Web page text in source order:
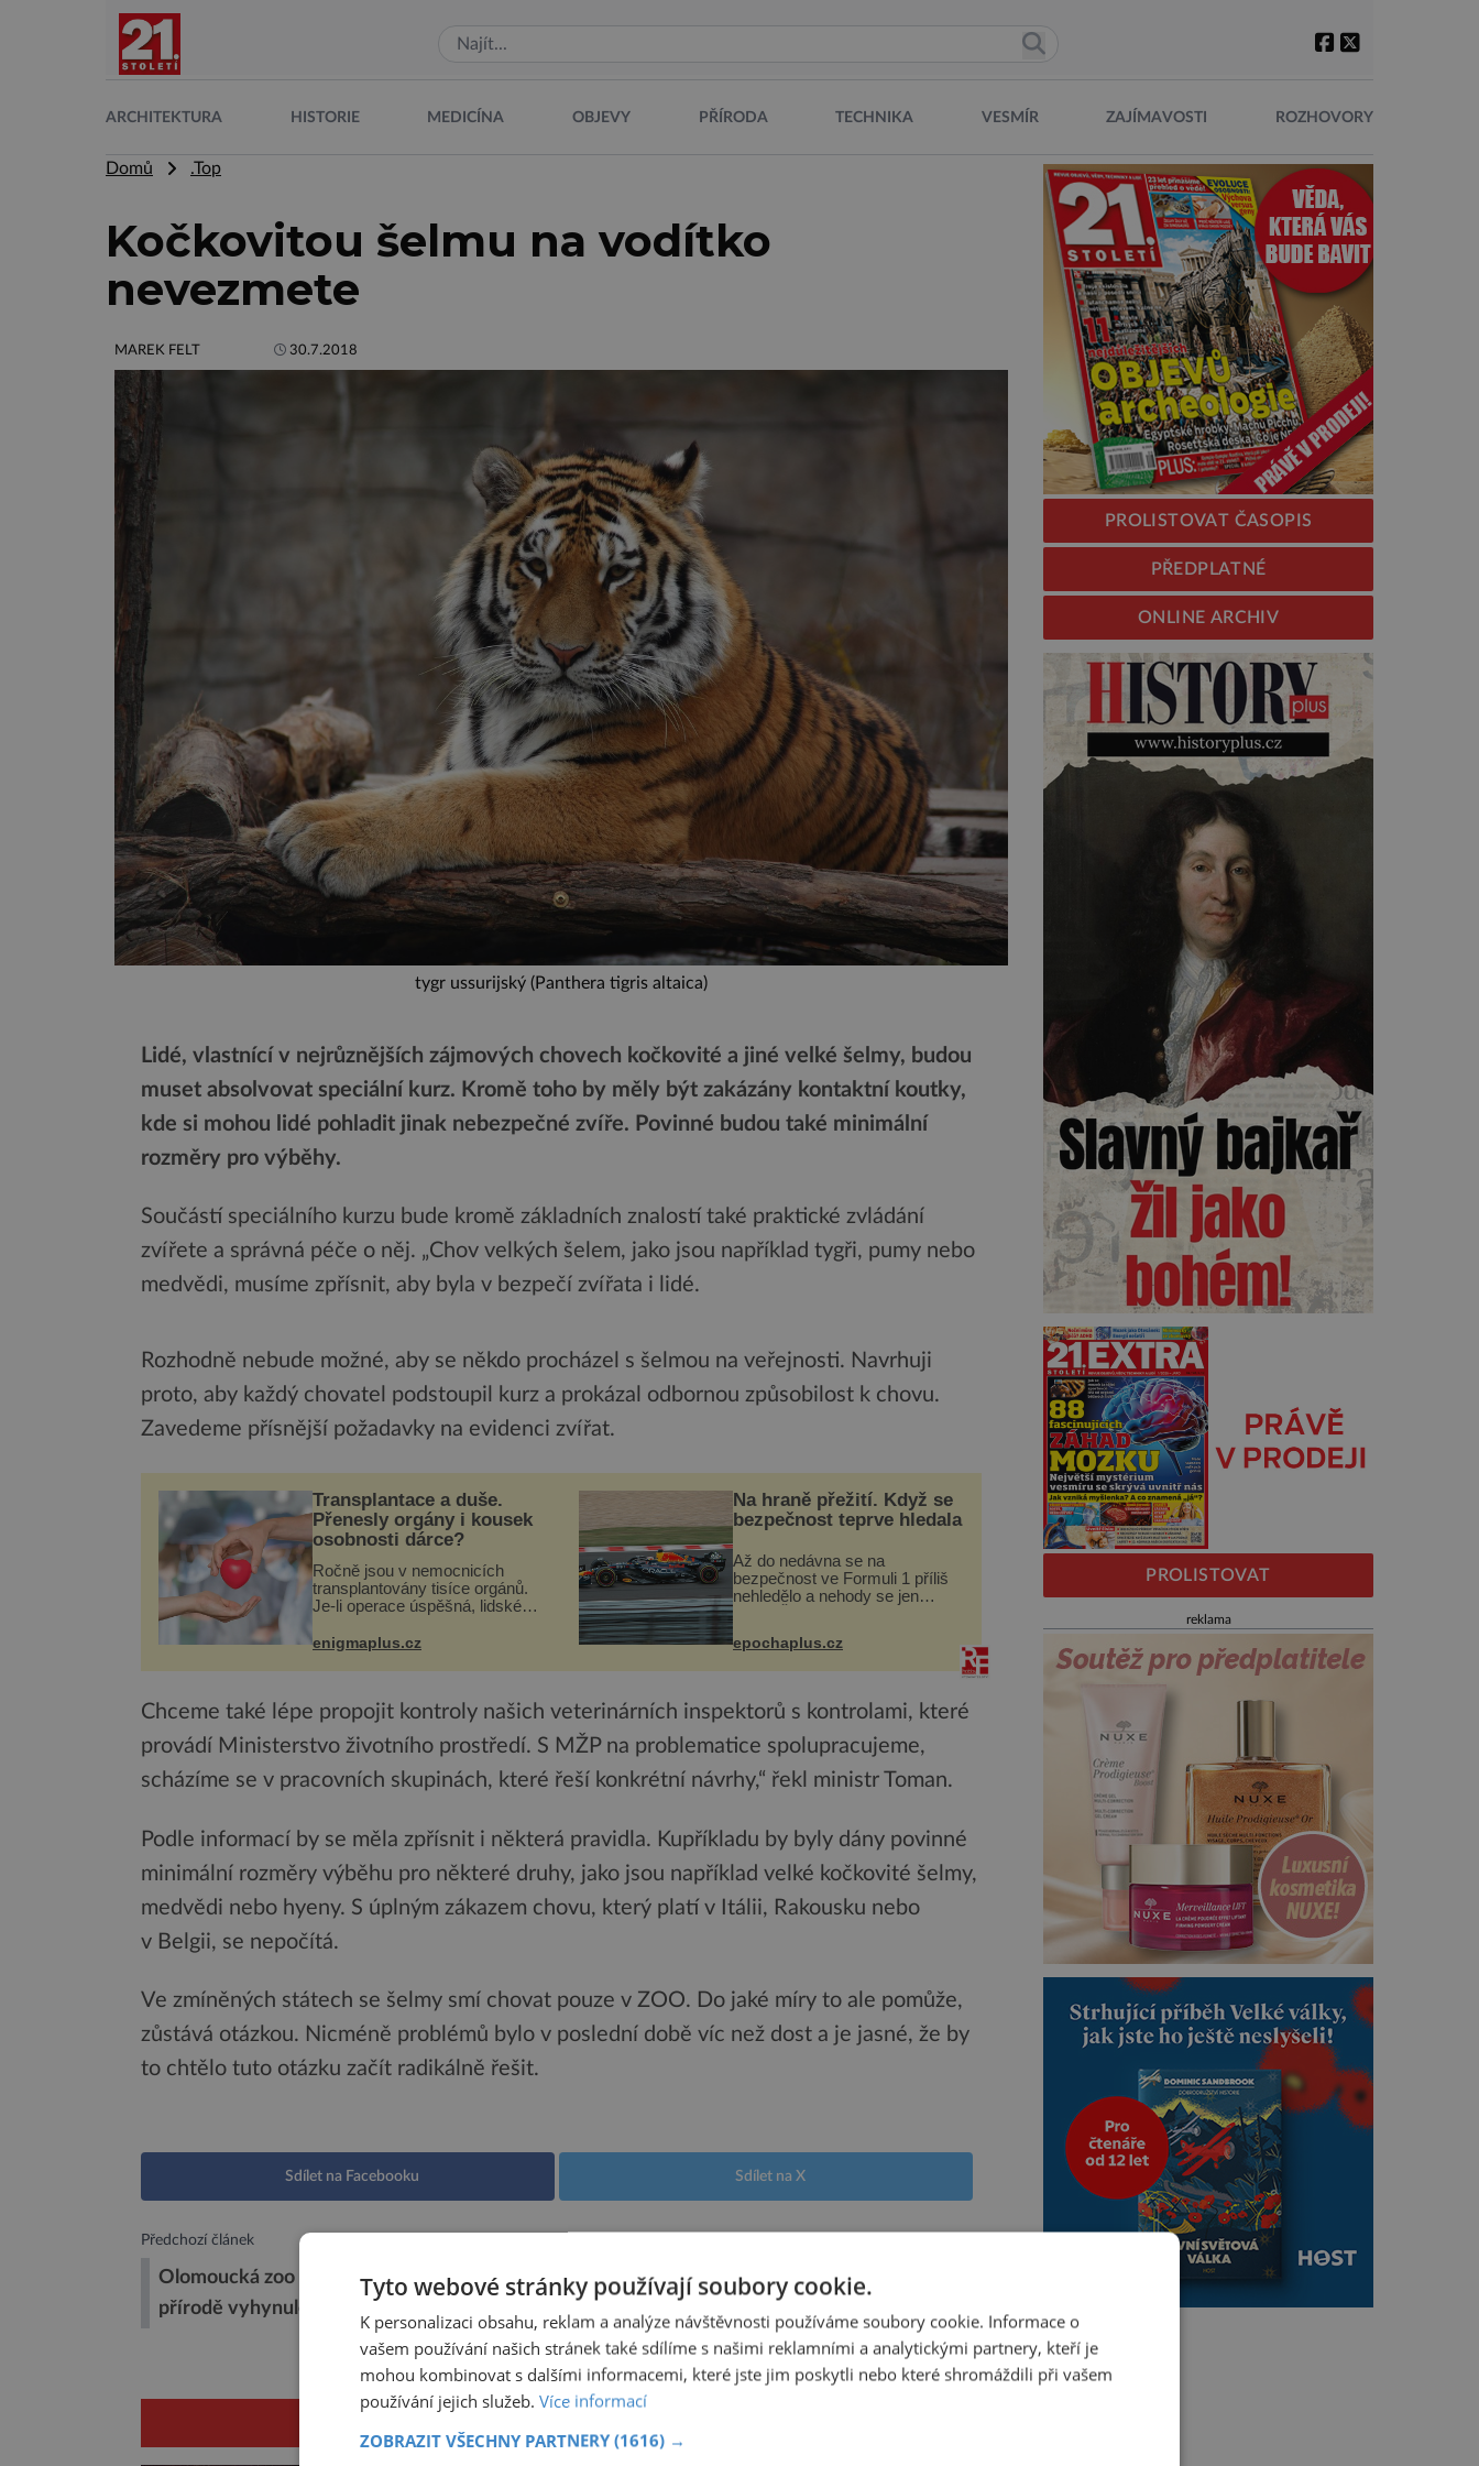
ARCHITEKTURA HISTORIE MEDICÍNA OBJEVY PŘÍRODA TECHNIKA VESMÍR ZAJÍMAVOSTI ROZHOVORY
Domů .Top
Kočkovitou šelmu na vodítko
nevezmete
MAREK FELT 30.7.2018
tygr ussurijský (Panthera tigris altaica)
Lidé, vlastnící v nejrůznějších zájmových chovech kočkovité a jiné velké šelmy, budou
muset absolvovat speciální kurz. Kromě toho by měly být zakázány kontaktní koutky,
kde si mohou lidé pohladit jinak nebezpečné zvíře. Povinné budou také minimální
rozměry pro výběhy.
Součástí speciálního kurzu bude kromě základních znalostí také praktické zvládání
zvířete a správná péče o něj. „Chov velkých šelem, jako jsou například tygři, pumy nebo
medvědi, musíme zpřísnit, aby byla v bezpečí zvířata i lidé.
Rozhodně nebude možné, aby se někdo procházel s šelmou na veřejnosti. Navrhuji
proto, aby každý chovatel podstoupil kurz a prokázal odbornou způsobilost k chovu.
Zavedeme přísnější požadavky na evidenci zvířat.
Transplantace a duše.
Přenesly orgány i kousek
osobnosti dárce?
Ročně jsou v nemocnicích
transplantovány tisíce orgánů.
Je-li operace úspěšná, lidské
své a pacient může vést
při transplantaci nepřijímám...
enigmaplus.cz
Na hraně přežití. Když se
bezpečnost teprve hledala
Až do nedávna se na
bezpečnost ve Formuli 1 příliš
nehledělo a nehody se jen
následky nebo bohužel i ztrátou
života. Dnes nepochopiteln...
epochaplus.cz
Chceme také lépe propojit kontroly našich veterinárních inspektorů s kontrolami, které
provádí Ministerstvo životního prostředí. S MŽP na problematice spolupracujeme,
scházíme se v pracovních skupinách, které řeší konkrétní návrhy,“ řekl ministr Toman.
Podle informací by se měla zpřísnit i některá pravidla. Kupříkladu by byly dány povinné
minimální rozměry výběhu pro některé druhy, jako jsou například velké kočkovité šelmy,
medvědi nebo hyeny. S úplným zákazem chovu, který platí v Itálii, Rakousku nebo
v Belgii, se nepočítá.
Ve zmíněných státech se šelmy smí chovat pouze v ZOO. Do jaké míry to ale pomůže,
zůstává otázkou. Nicméně problémů bylo v poslední době víc než dost a je jasné, že by
to chtělo tuto otázku začít radikálně řešit.
Sdílet na Facebooku Sdílet na X
Předchozí článek
Olomoucká zoo představila 20. mládě v
přírodě vyhynulého lva berberského
Nečekaná strategie medvědího přežití
PROLISTOVAT ČASOPIS
PŘEDPLATNÉ
ONLINE ARCHIV
PROLISTOVAT
reklama
Tyto webové stránky používají soubory cookie.
K personalizaci obsahu, reklam a analýze návštěvnosti používáme soubory cookie. Informace o
vašem používání našich stránek také sdílíme s našimi reklamními a analytickými partnery, kteří je
mohou kombinovat s dalšími informacemi, které jste jim poskytli nebo které shromáždili při vašem
používání jejich služeb. Více informací
ZOBRAZIT VŠECHNY PARTNERY (1616) →